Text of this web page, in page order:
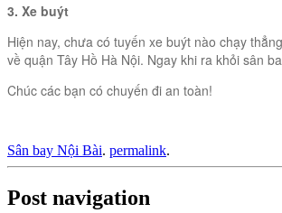
3. Xe buýt
Hiện nay, chưa có tuyến xe buýt nào chạy
về quận Tây Hồ Hà Nội. Ngay khi ra khỏi sân
Chúc các bạn có chuyến đi an toàn!
Sân bay Nội Bài. permalink.
Post navigation